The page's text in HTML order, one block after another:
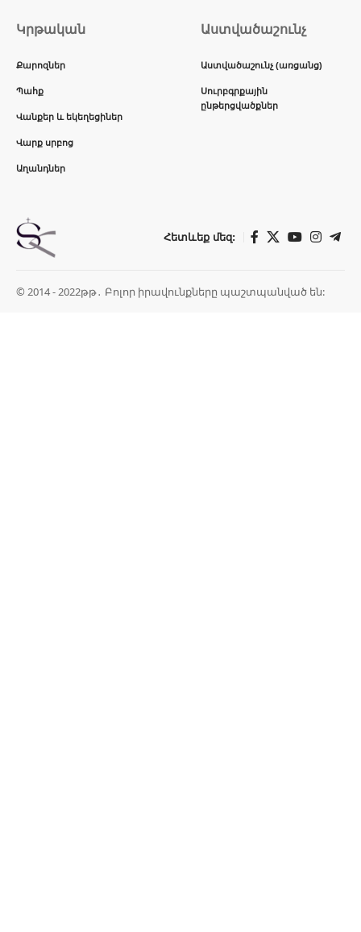
Կրթական
Քարոզներ
Պահք
Վանքեր և եկեղեցիներ
Վարք սրբոց
Աղանդներ
Աստվածաշունչ
Աստվածաշունչ (առցանց)
Սուրբգրքային
ընթերցվածքներ
Հետևեք մեզ:
© 2014 - 2022թթ․ Բոլոր իրավունքները պաշտպանված են: